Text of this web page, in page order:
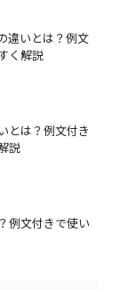
違いとは？例文
く解説
とは？例文付き
説
例文付きで使い